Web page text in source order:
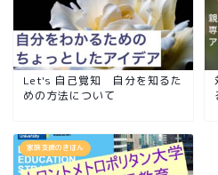
Let's 自己覚知 自分を知るた
めの方法について
家族支援のきほん